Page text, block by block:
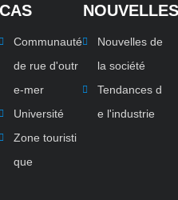
CAS
Communauté
de rue d'outr
e-mer
Université
Zone touristi
que
NOUVELLES
Nouvelles de
la société
Tendances d
e l'industrie